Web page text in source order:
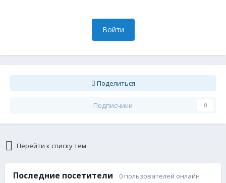
Войти
Поделиться
Подписчики 0
Перейти к списку тем
Последние посетители 0 пользователей онлайн